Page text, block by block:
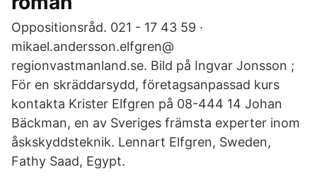
Oppositionsråd. 021 - 17 43 59 ·
mikael.andersson.elfgren@
regionvastmanland.se. Bild på Ingvar Jonsson ;
För en skräddarsydd, företagsanpassad kurs
kontakta Krister Elfgren på 08-444 14 Johan
Bäckman, en av Sveriges främsta experter inom
åskskyddsteknik. Lennart Elfgren, Sweden,
Fathy Saad, Egypt.